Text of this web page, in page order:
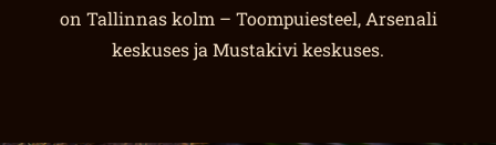
on Tallinnas kolm – Toompuiesteel, Arsenali
keskuses ja Mustakivi keskuses.